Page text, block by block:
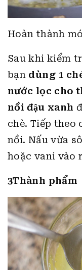
Hoàn thành
Sau khi kiểm
bạn dùng 1
nước lọc cho
nồi đậu xanh
chè. Tiếp theo
nồi. Nấu vừa
hoặc vani vào
3Thành phẩm